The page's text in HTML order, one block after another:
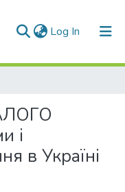
Log In (current)
і
в Україні